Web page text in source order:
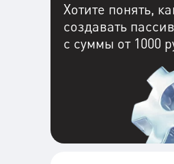
Хотите понять,
создавать
с суммы от 1000